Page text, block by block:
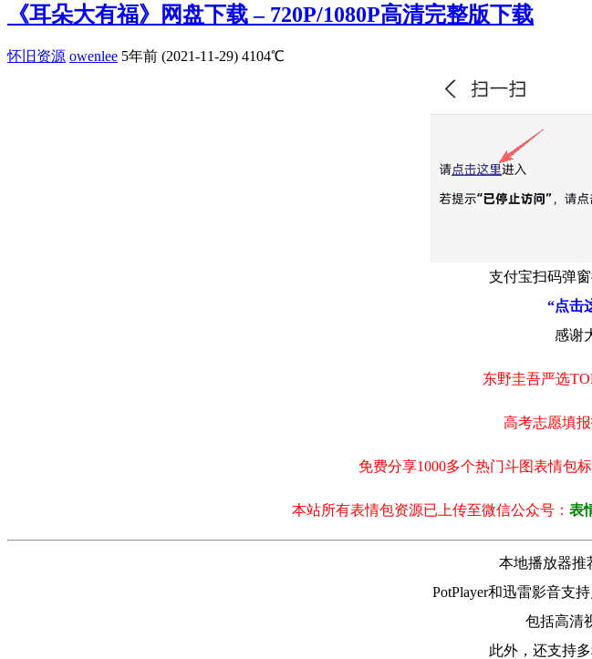
《耳朵大有福》网盘下载 – 720P/1080P高清完整版下载
怀旧资源 owenlee 5年前 (2021-11-29) 4104℃
支付宝扫码弹
“点击
感谢
东野圭吾严选
高考志愿填报
免费分享1000多个热门斗图表情
本站所有表情包资源已上传至微信公众号： 表
本地播放器推
PotPlayer和迅雷影音支
包括高清
此外，还支持